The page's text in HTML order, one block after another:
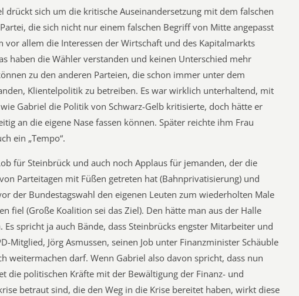
drückt sich um die kritische Auseinandersetzung mit dem falschen
die sich nicht nur einem falschen Begriff von Mitte angepasst
vor allem die Interessen der Wirtschaft und des Kapitalmarkts
haben die Wähler verstanden und keinen Unterschied mehr
zu den anderen Parteien, die schon immer unter dem
Klientelpolitik zu betreiben. Es war wirklich unterhaltend, mit
Gabriel die Politik von Schwarz-Gelb kritisierte, doch hätte er
an die eigene Nase fassen können. Später reichte ihm Frau
ein „Tempo“.
für Steinbrück und auch noch Applaus für jemanden, der die
Parteitagen mit Füßen getreten hat (Bahnprivatisierung) und
der Bundestagswahl den eigenen Leuten zum wiederholten Male
fiel (Große Koalition sei das Ziel). Den hätte man aus der Halle
Es spricht ja auch Bände, dass Steinbrücks engster Mitarbeiter und
Mitglied, Jörg Asmussen, seinen Job unter Finanzminister Schäuble
weitermachen darf. Wenn Gabriel also davon spricht, dass nun
die politischen Kräfte mit der Bewältigung der Finanz- und
betraut sind, die den Weg in die Krise bereitet haben, wirkt diese